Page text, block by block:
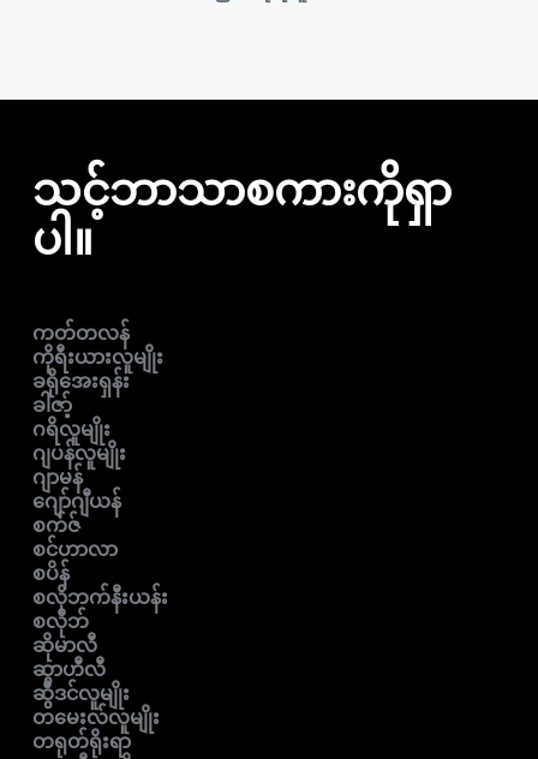
သင့်ဘာသာစကားကိုရှာ
ပါ။
ကတ်တလန်
ကိုရီးယားလူမျိုး
ခရိုအေးရှန်း
ခါဇာ့်
ဂရိလူမျိုး
ဂျပန်လူမျိုး
ဂျာမန်
ဂျော်ဂျီယန်
စက်ဇ်
စင်ဟာလာ
စပိန်
စလိုဘက်နီးယန်း
စလိုဘ်
ဆိုမာလီ
ဆွာဟီလီ
ဆွီဒင်လူမျိုး
တမေးလ်လူမျိုး
တရုတ်ရိုးရာ